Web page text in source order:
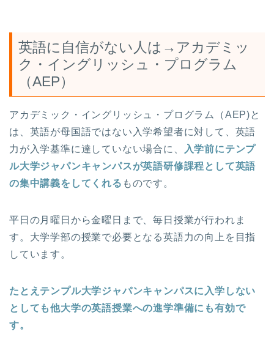
英語に自信がない人は→アカデミッ
ク・イングリッシュ・プログラム
（AEP）
アカデミック・イングリッシュ・プログラム（AEP)と
は、英語が母国語ではない入学希望者に対して、英語
力が入学基準に達していない場合に、
入学前にテンプ
ル大学ジャパンキャンパスが英語研修課程として英語
の集中講義をしてくれる ものです。
平日の月曜日から金曜日まで、毎日授業が行われま
す。大学学部の授業で必要となる英語力の向上を目指
しています。
たとえテンプル大学ジャパンキャンパスに入学しない
としても他大学の英語授業への進学準備にも有効で
す。